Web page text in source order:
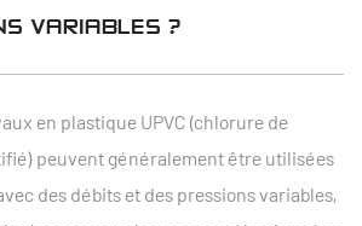
VARIABLES ?
en plastique UPVC (chlorure de
peuvent généralement être utilisées
des débits et des pressions variables,